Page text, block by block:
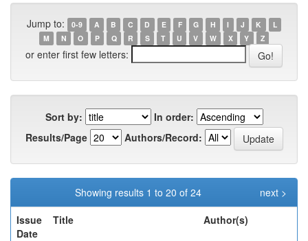
Jump to: 0-9 A B C D E F G H I J K
L
M
N O P Q R S T U V W X Y Z
or enter first few letters:
Sort by:
In order:
Results/Page
Authors/Record:
Showing results 1 to 20 of 24
next >
Issue
Date
Title Author(s)